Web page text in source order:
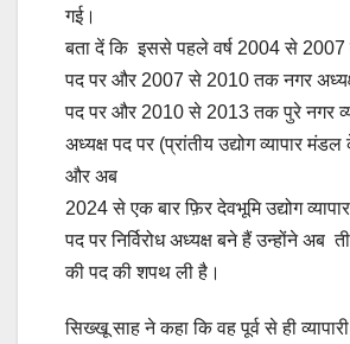
गई।
बता दें कि इससे पहले वर्ष 2004 से
पद पर और 2007 से 2010 तक नगर
पद पर और 2010 से 2013 तक पुरे नगर
अध्यक्ष पद पर (प्रांतीय उद्योग व्यापार
और अब
2024 से एक बार फ़िर देवभूमि उद्योग
पद पर निर्विरोध अध्यक्ष बने हैं उन्होंने अब
की पद की शपथ ली है।
सिख्खू साह ने कहा कि वह पूर्व से ही